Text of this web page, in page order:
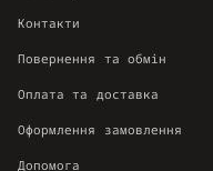
Контакти
Повернення та обмін
Оплата та доставка
Оформлення замовлення
Допомога